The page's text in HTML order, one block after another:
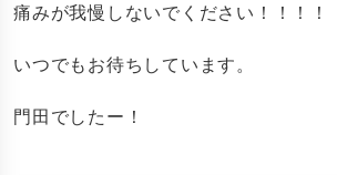
痛みが我慢しないでください！！！！
いつでもお待ちしています。
門田でしたー！